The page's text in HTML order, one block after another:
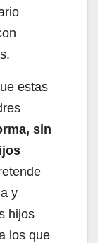
estas
sin
y
hijos
los que